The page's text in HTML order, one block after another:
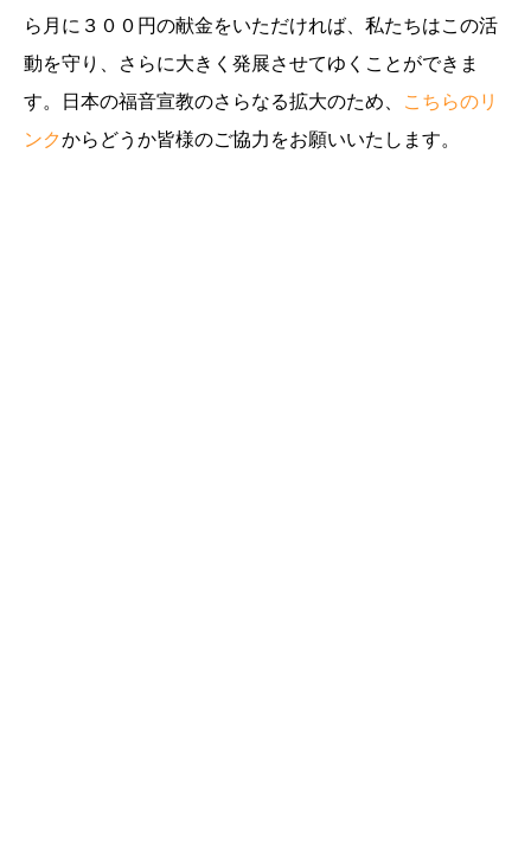
ら月に３００円の献金をいただければ、私たちはこの活
動を守り、さらに大きく発展させてゆくことができま
す。日本の福音宣教のさらなる拡大のため、
こちらのリ
ンクからどうか皆様のご協力をお願いいたします。